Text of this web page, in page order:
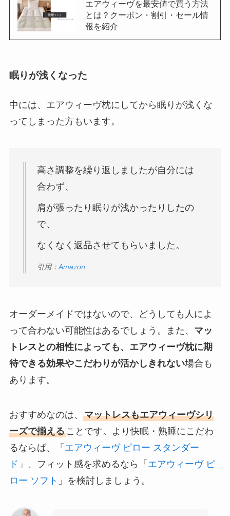
エアウィーヴを最安値で買う方法
とは？クーポン・割引・セール情
報を紹介
眠りが浅くなった
中には、エアウィーヴ枕にしてから眠りが浅くな
ってしまった方もいます。
高さ調整を繰り返しましたが自分には
合わず、
肩が張ったり眠りが浅かったりしたの
で、
なくなく返品させてもらいました。
引用：Amazon
オーダーメイドではないので、どうしても人によ
って合わない可能性はあるでしょう。また、 マッ
トレスとの相性によっても、エアウィーヴ枕に期
待できる効果やこだわりが活かしきれない場合も
あります。
おすすめなのは、 マットレスもエアウィーヴシリ
ーズで揃えることです。より快眠・熟睡にこだわ
るならば、「 エアウィーヴ ピロー スタンダー
ド 」、フィット感を求めるなら「 エアウィーヴ ピ
ロー ソフト 」を検討しましょう。